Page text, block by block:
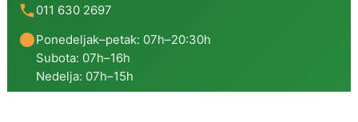
011 630 2697
Ponedeljak–petak: 07h–20:30h
Subota: 07h–16h
Nedelja: 07h–15h